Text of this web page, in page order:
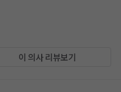
이 의사 리뷰보기